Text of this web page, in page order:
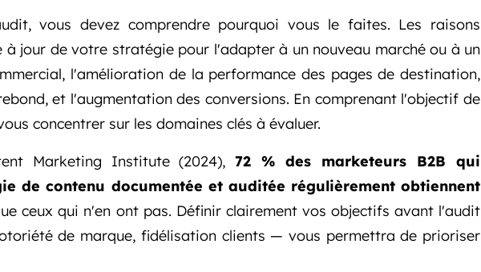
vous devez comprendre pourquoi vous le faites. Les raisons
à jour de votre stratégie pour l'adapter à un nouveau marché ou à un
l'amélioration de la performance des pages de destination,
et l'augmentation des conversions. En comprenant l'objectif de
concentrer sur les domaines clés à évaluer.
Marketing Institute (2024),72 % des marketeurs B2B qui
de contenu documentée et auditée régulièrement obtiennent
ceux qui n'en ont pas. Définir clairement vos objectifs avant l'audit
de marque, fidélisation clients — vous permettra de prioriser